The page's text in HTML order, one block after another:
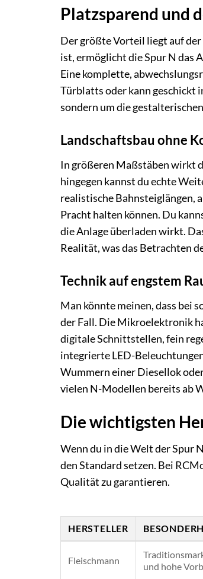
Platzsparend und
Der größte Vorteil liegt auf
ist, ermöglicht die Spur N das
Eine komplette,
Türblatts oder kann geschickt
sondern um die
Landschaftsbau ohne
In größeren Maßstäben wirkt
hingegen kannst du echte
realistische Bahnsteiglängen,
Pracht halten können. Du
die Anlage überladen wirkt.
Realität, was das Betrachten
Technik auf engstem
Man könnte meinen, dass bei
der Fall. Die Mikroelektronik
digitale Schnittstellen, fein
integrierte LED-
Wummern einer Diesellok
vielen N-Modellen bereits ab
Die wichtigsten
Wenn du in die Welt der Spur
den Standard setzen. Bei
Qualität zu garantieren.
HERSTELLER
Fleischmann
und hohe